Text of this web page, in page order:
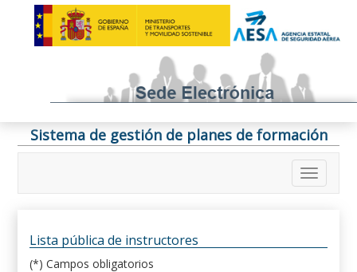
Sistema de gestión de planes de formación
Lista pública de instructores
(*) Campos obligatorios